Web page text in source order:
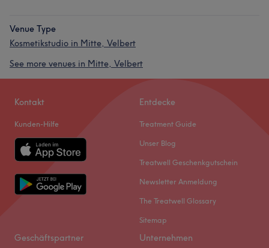
Venue Type
Kosmetikstudio in Mitte, Velbert
See more venues in Mitte, Velbert
Kontakt
Kunden-Hilfe
Entdecke
Treatment Guide
Unser Blog
Treatwell Geschenkgutschein
Newsletter Anmeldung
The Treatwell Glossary
Sitemap
Geschäftspartner Unternehmen